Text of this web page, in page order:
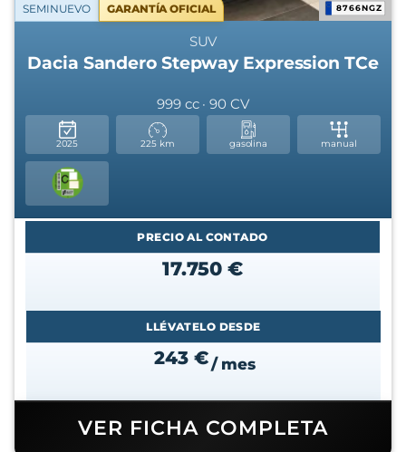
SEMINUEVO GARANTÍA OFICIAL 8766NGZ
SUV
Dacia Sandero Stepway Expression TCe
999 cc · 90 CV
2025 225 km gasolina manual
PRECIO AL CONTADO
17.750 €
LLÉVATELO DESDE
243 €/ mes
VER FICHA COMPLETA